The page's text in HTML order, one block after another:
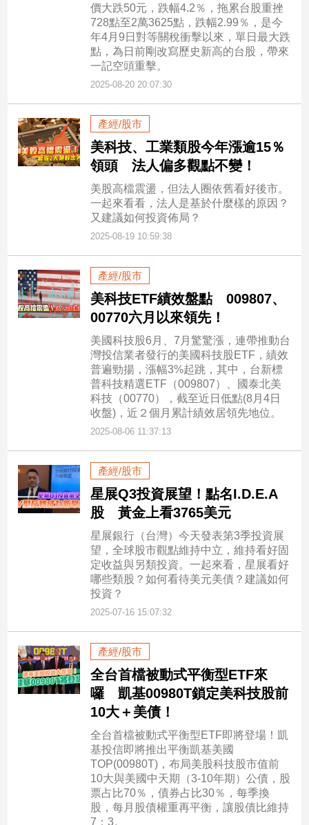
價大跌50元，跌幅4.2％，拖累台股重挫
728點至2萬3625點，跌幅2.99％，是今
年4月9日對等關稅衝擊以來，單日最大跌
點，為日前剛改寫歷史新高的台股，帶來
一記空頭重擊。
2025-08-20 20:07:30
產經/股市
美科技、工業類股今年漲逾15％
領頭 法人偏多觀點不變！
美股高檔震盪，但法人圈依舊看好後市。
一起來看看，法人是基於什麼樣的原因？
又建議如何投資佈局？
2025-08-19 10:59:38
產經/股市
美科技ETF績效盤點 009807、
00770六月以來領先！
美國科技股6月、7月驚驚漲，連帶推動台
灣投信業者發行的美國科技股ETF，績效
普遍勁揚，漲幅3%起跳，其中，台新標
普科技精選ETF（009807）、國泰北美
科技（00770），截至近日低點(8月4日
收盤)，近２個月累計績效居領先地位。
2025-08-06 11:37:13
產經/股市
星展Q3投資展望！點名I.D.E.A
股 黃金上看3765美元
星展銀行（台灣）今天發表第3季投資展
望，全球股市觀點維持中立，維持看好固
定收益與另類投資。一起來看，星展看好
哪些類股？如何看待美元美債？建議如何
投資？
2025-07-16 15:07:32
產經/股市
全台首檔被動式平衡型ETF來
囉 凱基00980T鎖定美科技股前
10大＋美債！
全台首檔被動式平衡型ETF即將登場！凱
基投信即將推出平衡凱基美國
TOP(00980T)，布局美股科技股市值前
10大與美國中天期（3-10年期）公債，股
票占比70％，債券占比30％，每季換
股，每月股債權重再平衡，讓股債比維持
7：3。